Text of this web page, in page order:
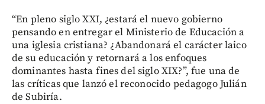
“En pleno siglo XXI, ¿estará el nuevo gobierno
pensando en entregar el Ministerio de Educación a
una iglesia cristiana? ¿Abandonará el carácter laico
de su educación y retornará a los enfoques
dominantes hasta fines del siglo XIX?”, fue una de
las críticas que lanzó el reconocido pedagogo Julián
de Subiría.